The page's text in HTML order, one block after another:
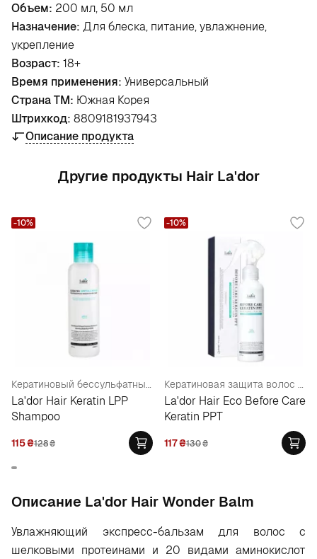
Объем: 200 мл, 50 мл
Назначение: Для блеска, питание, увлажнение,
укрепление
Возраст: 18+
Время применения: Универсальный
Страна ТМ: Южная Корея
Штрихкод: 8809181937943
Описание продукта
Другие продукты Hair La'dor
Кератиновый бессульфатный шампунь
La'dor Hair Keratin LPP
Shampoo
115₴128₴
-10%
Кератиновая защита волос во время окрашивания
La'dor Hair Eco Before Care
Keratin PPT
117₴130₴
-10%
Oписание La'dor Hair Wonder Balm
Увлажняющий экспресс-бальзам для волос с
шелковыми протеинами и 20 видами аминокислот